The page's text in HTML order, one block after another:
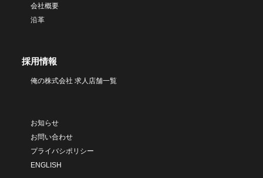
会社概要
沿革
採用情報
俺の株式会社 求人店舗一覧
お知らせ
お問い合わせ
プライバシポリシー
ENGLISH